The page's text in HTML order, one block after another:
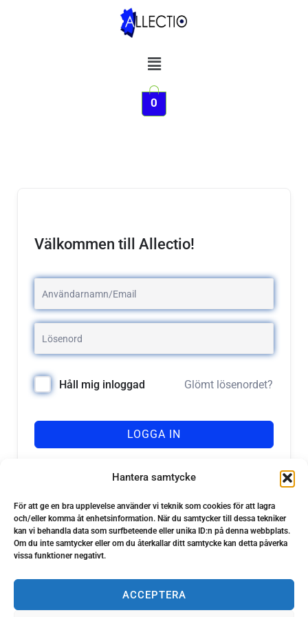
Hantera samtycke
För att ge en bra upplevelse använder vi teknik som cookies för att lagra
och/eller komma åt enhetsinformation. När du samtycker till dessa tekniker
kan vi behandla data som surfbeteende eller unika ID:n på denna webbplats.
Om du inte samtycker eller om du återkallar ditt samtycke kan detta påverka
vissa funktioner negativt.
ACCEPTERA
Meny
0
Välkommen till Allectio!
Håll mig inloggad Glömt lösenordet?
LOGGA IN
Har du inget konto? Registrera dig